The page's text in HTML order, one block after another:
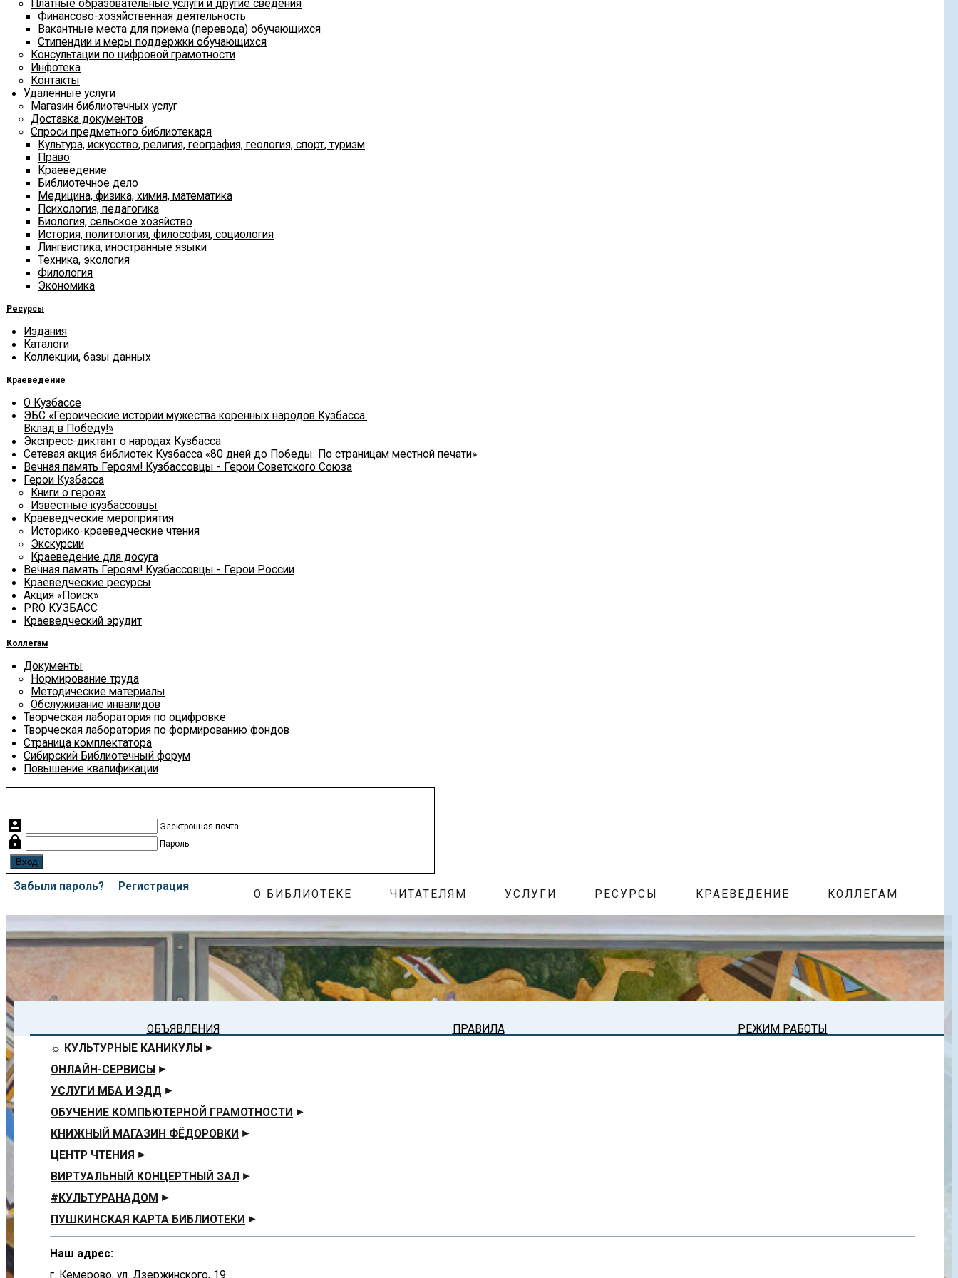
Платные образовательные услуги и другие сведения
Финансово-хозяйственная деятельность
Вакантные места для приема (перевода) обучающихся
Стипендии и меры поддержки обучающихся
Консультации по цифровой грамотности
Инфотека
Контакты
Удаленные услуги
Магазин библиотечных услуг
Доставка документов
Спроси предметного библиотекаря
Культура, искусство, религия, география, геология, спорт, туризм
Право
Краеведение
Библиотечное дело
Медицина, физика, химия, математика
Психология, педагогика
Биология, сельское хозяйство
История, политология, философия, социология
Лингвистика, иностранные языки
Техника, экология
Филология
Экономика
Ресурсы
Издания
Каталоги
Коллекции, базы данных
Краеведение
О Кузбассе
ЭБС «Героические истории мужества коренных народов Кузбасса.
Вклад в Победу!»
Экспресс-диктант о народах Кузбасса
Сетевая акция библиотек Кузбасса «80 дней до Победы. По страницам местной печати»
Вечная память Героям! Кузбассовцы - Герои Советского Союза
Герои Кузбасса
Книги о героях
Известные кузбассовцы
Краеведческие мероприятия
Историко-краеведческие чтения
Экскурсии
Краеведение для досуга
Вечная память Героям! Кузбассовцы - Герои России
Краеведческие ресурсы
Акция «Поиск»
PRO КУЗБАСС
Краеведческий эрудит
Коллегам
Документы
Нормирование труда
Методические материалы
Обслуживание инвалидов
Творческая лаборатория по оцифровке
Творческая лаборатория по формированию фондов
Страница комплектатора
Сибирский Библиотечный форум
Повышение квалификации
account_box Электронная почта
lock Пароль
Забыли пароль? Регистрация
О БИБЛИОТЕКЕ ЧИТАТЕЛЯМ УСЛУГИ РЕСУРСЫ КРАЕВЕДЕНИЕ КОЛЛЕГАМ
ОБЪЯВЛЕНИЯ ПРАВИЛА
РЕЖИМ РАБОТЫ
☼ КУЛЬТУРНЫЕ КАНИКУЛЫ
ОНЛАЙН-СЕРВИСЫ
УСЛУГИ МБА И ЭДД
ОБУЧЕНИЕ КОМПЬЮТЕРНОЙ ГРАМОТНОСТИ
КНИЖНЫЙ МАГАЗИН ФЁДОРОВКИ
ЦЕНТР ЧТЕНИЯ
ВИРТУАЛЬНЫЙ КОНЦЕРТНЫЙ ЗАЛ
#КУЛЬТУРАНАДОМ
ПУШКИНСКАЯ КАРТА БИБЛИОТЕКИ
Наш адрес:
г. Кемерово, ул. Дзержинского, 19.